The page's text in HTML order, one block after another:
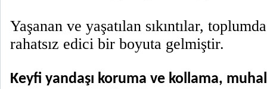
Yaşanan ve yaşatılan sıkıntılar,
rahatsız edici bir boyuta gelmiştir.
Keyfi yandaşı koruma ve kollama,